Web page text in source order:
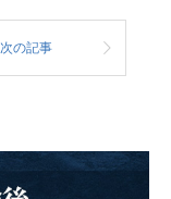
次の記事